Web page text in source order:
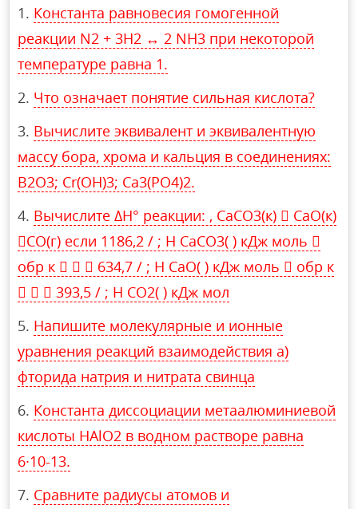
Константа равновесия гомогенной
реакции N2 + 3H2 ↔ 2 NH3 при некоторой
температуре равна 1.
Что означает понятие сильная кислота?
Вычислите эквивалент и эквивалентную
массу бора, хрома и кальция в соединениях:
B2O3; Cr(OH)3; Ca3(PO4)2.
Вычислите ΔH° реакции: , CaCO3(к)  CaO(к)
CO(г) если 1186,2 / ; H CaCO3( ) кДж моль 
обр к    634,7 / ; H CaO( ) кДж моль  обр к
   393,5 / ; H CO2( ) кДж мол
Напишите молекулярные и ионные
уравнения реакций взаимодействия а)
фторида натрия и нитрата свинца
Константа диссоциации метаалюминиевой
кислоты HAlO2 в водном растворе равна
6∙10-13.
Сравните радиусы атомов и